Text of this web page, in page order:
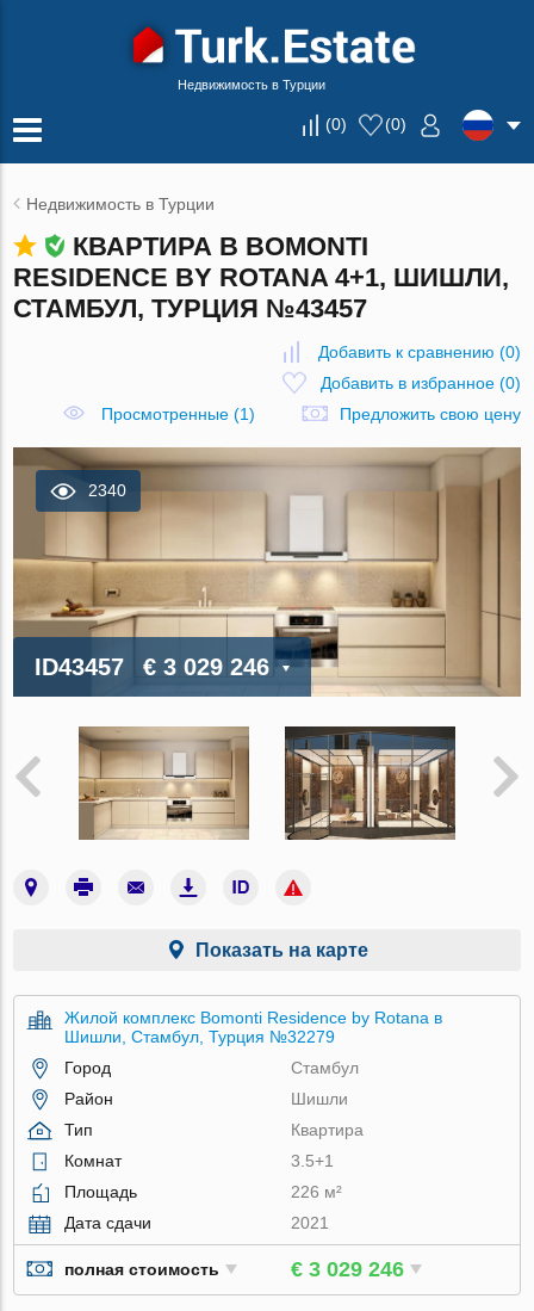
Недвижимость в Турции
(0) (0)
Недвижимость в Турции
КВАРТИРА В BOMONTI
RESIDENCE BY ROTANA 4+1, ШИШЛИ,
СТАМБУЛ, ТУРЦИЯ №43457
Добавить к сравнению (0)
Добавить в избранное(0)
Просмотренные (1)
Предложить свою цену
2340
ID43457 € 3 029 246
Показать на карте
Жилой комплекс Bomonti Residence by Rotana в
Шишли, Стамбул, Турция №32279
Город
Стамбул
Район
Шишли
Тип
Квартира
Комнат
3.5+1
Площадь
226 м²
Дата сдачи
2021
полная стоимость € 3 029 246